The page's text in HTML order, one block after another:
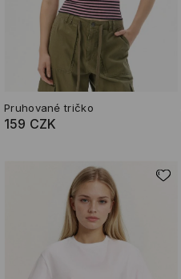
Pruhované tričko
159 CZK